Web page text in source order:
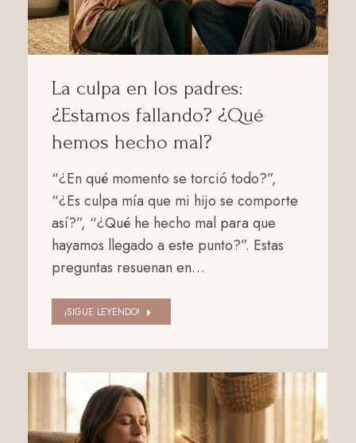
La culpa en los padres:
¿Estamos fallando? ¿Qué
hemos hecho mal?
“¿En qué momento se torció todo?”,
“¿Es culpa mía que mi hijo se comporte
así?”, “¿Qué he hecho mal para que
hayamos llegado a este punto?”. Estas
preguntas resuenan en…
¡SIGUE LEYENDO!